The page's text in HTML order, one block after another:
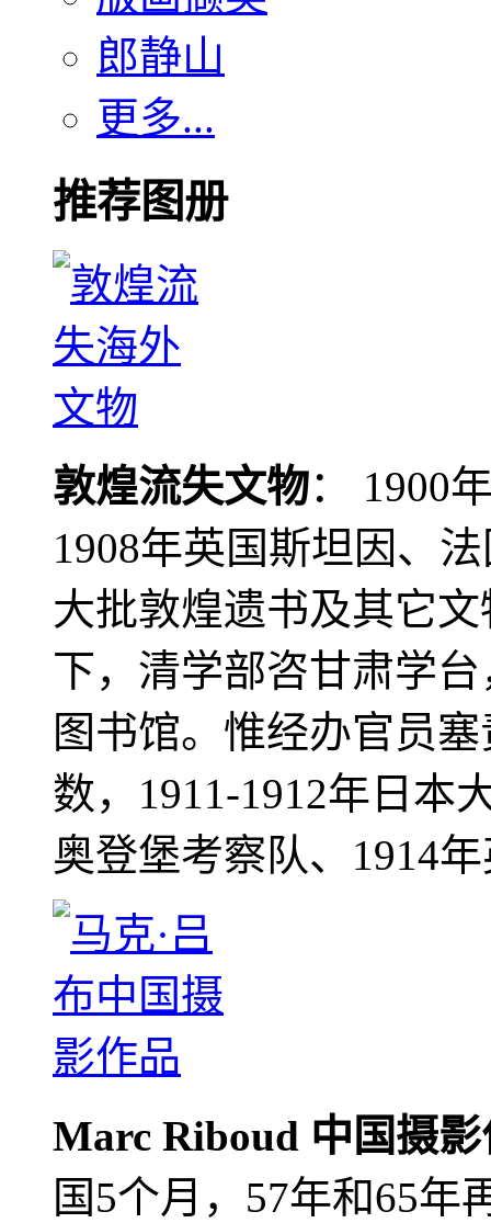
郎静山
更多...
推荐图册
敦煌流失文物： 1900
1908年英国斯坦因、
大批敦煌遗书及其它
下，清学部咨甘肃学
图书馆。惟经办官员
数，1911-1912年日本
奥登堡考察队、1914
Marc Riboud 中国摄
国5个月，57年和65年